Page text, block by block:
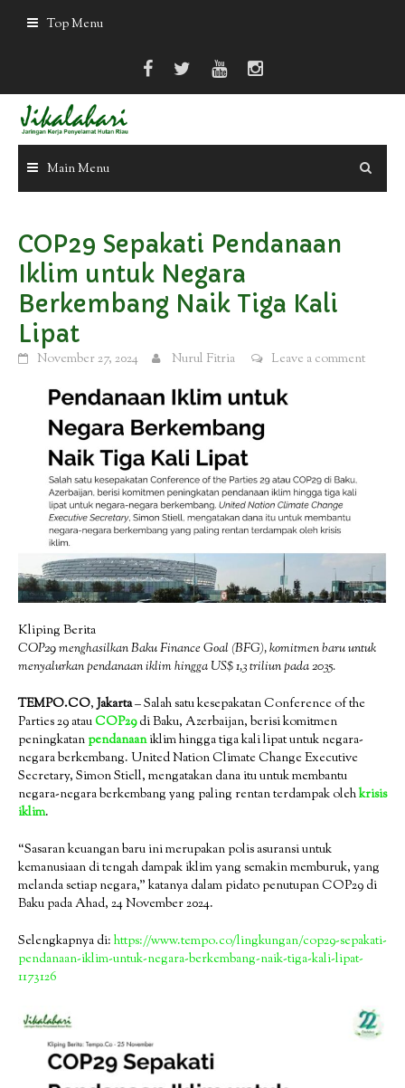
Top Menu
Main Menu
COP29 Sepakati Pendanaan
Iklim untuk Negara
Berkembang Naik Tiga Kali
Lipat
November 27, 2024 Nurul Fitria Leave a comment
Kliping Berita
COP29 menghasilkan Baku Finance Goal (BFG), komitmen baru untuk
menyalurkan pendanaan iklim hingga US$ 1,3 triliun pada 2035.
TEMPO.CO,Jakarta– Salah satu kesepakatan Conference of the
Parties 29 atau COP29di Baku, Azerbaijan, berisi komitmen
peningkatan pendanaaniklim hingga tiga kali lipat untuk negara-
negara berkembang. United Nation Climate Change Executive
Secretary, Simon Stiell, mengatakan dana itu untuk membantu
negara-negara berkembang yang paling rentan terdampak olehkrisis
iklim.
“Sasaran keuangan baru ini merupakan polis asuransi untuk
kemanusiaan di tengah dampak iklim yang semakin memburuk, yang
melanda setiap negara,” katanya dalam pidato penutupan COP29 di
Baku pada Ahad, 24 November 2024.
Selengkapnya di: https://www.tempo.co/lingkungan/cop29-sepakati-
pendanaan-iklim-untuk-negara-berkembang-naik-tiga-kali-lipat-
1173126